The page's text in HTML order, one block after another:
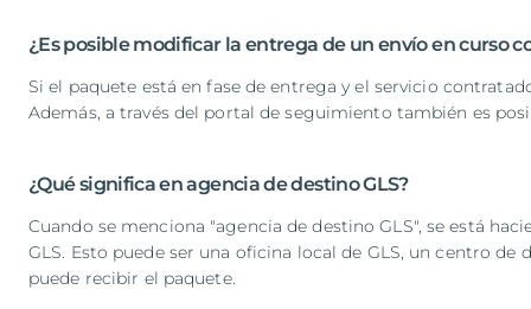
¿Es posible modificar la entrega de un envío en curso
Si el paquete está en fase de entrega y el servicio
Además, a través del portal de seguimiento también es
¿Qué significa en agencia de destino GLS?
Cuando se menciona "agencia de destino GLS", se está
GLS. Esto puede ser una oficina local de GLS, un centro
puede recibir el paquete.